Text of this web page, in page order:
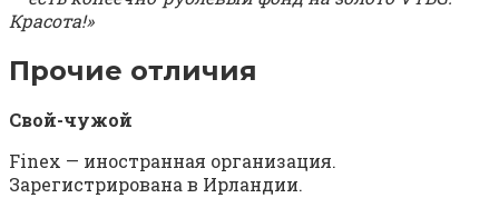
Красота!»
Прочие отличия
Свой-чужой
Finex — иностранная организация.
Зарегистрирована в Ирландии.